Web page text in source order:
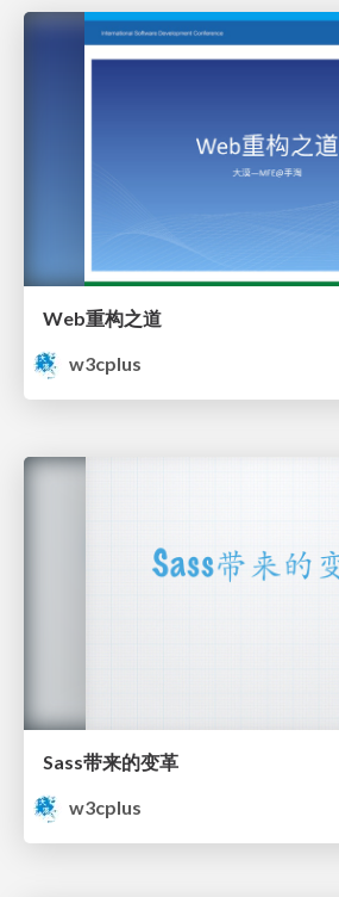
Web重构之道
w3cplus
Sass带来的变革
w3cplus